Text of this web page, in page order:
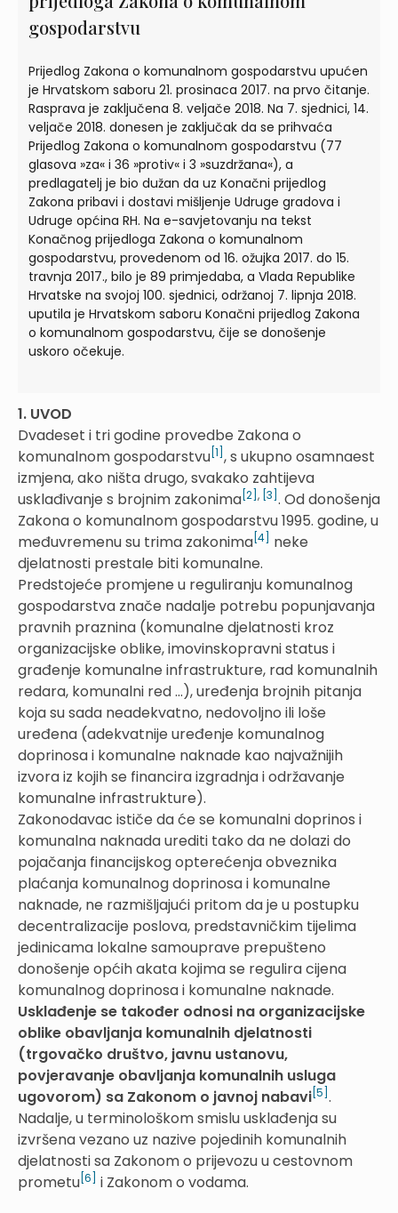
gospodarstvu
Prijedlog Zakona o komunalnom gospodarstvu upućen
je Hrvatskom saboru 21. prosinaca 2017. na prvo čitanje.
Rasprava je zaključena 8. veljače 2018. Na 7. sjednici, 14.
veljače 2018. donesen je zaključak da se prihvaća
Prijedlog Zakona o komunalnom gospodarstvu (77
glasova »za« i 36 »protiv« i 3 »suzdržana«), a
predlagatelj je bio dužan da uz Konačni prijedlog
Zakona pribavi i dostavi mišljenje Udruge gradova i
Udruge općina RH. Na e-savjetovanju na tekst
Konačnog prijedloga Zakona o komunalnom
gospodarstvu, provedenom od 16. ožujka 2017. do 15.
travnja 2017., bilo je 89 primjedaba, a Vlada Republike
Hrvatske na svojoj 100. sjednici, održanoj 7. lipnja 2018.
uputila je Hrvatskom saboru Konačni prijedlog Zakona
o komunalnom gospodarstvu, čije se donošenje
uskoro očekuje.
1. UVOD
Dvadeset i tri godine provedbe Zakona o
komunalnom gospodarstvu [1] , s ukupno osamnaest
izmjena, ako ništa drugo, svakako zahtijeva
usklađivanje s brojnim zakonima [2] , [3] . Od donošenja
Zakona o komunalnom gospodarstvu 1995. godine, u
međuvremenu su trima zakonima [4]
neke
djelatnosti prestale biti komunalne.
Predstojeće promjene u reguliranju komunalnog
gospodarstva znače nadalje potrebu popunjavanja
pravnih praznina (komunalne djelatnosti kroz
organizacijske oblike, imovinskopravni status i
građenje komunalne infrastrukture, rad komunalnih
redara, komunalni red ...), uređenja brojnih pitanja
koja su sada neadekvatno, nedovoljno ili loše
uređena (adekvatnije uređenje komunalnog
doprinosa i komunalne naknade kao najvažnijih
izvora iz kojih se financira izgradnja i održavanje
komunalne infrastrukture).
Zakonodavac ističe da će se komunalni doprinos i
komunalna naknada urediti tako da ne dolazi do
pojačanja financijskog opterećenja obveznika
plaćanja komunalnog doprinosa i komunalne
naknade, ne razmišljajući pritom da je u postupku
decentralizacije poslova, predstavničkim tijelima
jedinicama lokalne samouprave prepušteno
donošenje općih akata kojima se regulira cijena
komunalnog doprinosa i komunalne naknade.
Usklađenje se također odnosi na organizacijske
oblike obavljanja komunalnih djelatnosti
(trgovačko društvo, javnu ustanovu,
povjeravanje obavljanja komunalnih usluga
ugovorom) sa Zakonom o javnoj nabavi [5] .
Nadalje, u terminološkom smislu usklađenja su
izvršena vezano uz nazive pojedinih komunalnih
djelatnosti sa Zakonom o prijevozu u cestovnom
prometu [6] i Zakonom o vodama.